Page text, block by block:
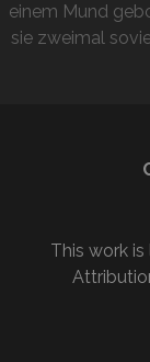
einem Mund
sie zweimal
This work